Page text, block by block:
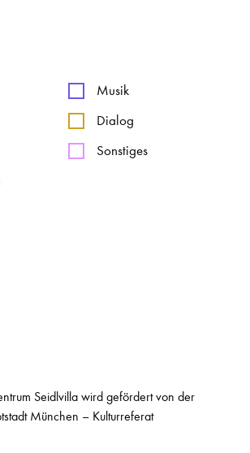
Musik
Dialog
Sonstiges
Seidlvilla wird gefördert von der
München – Kulturreferat